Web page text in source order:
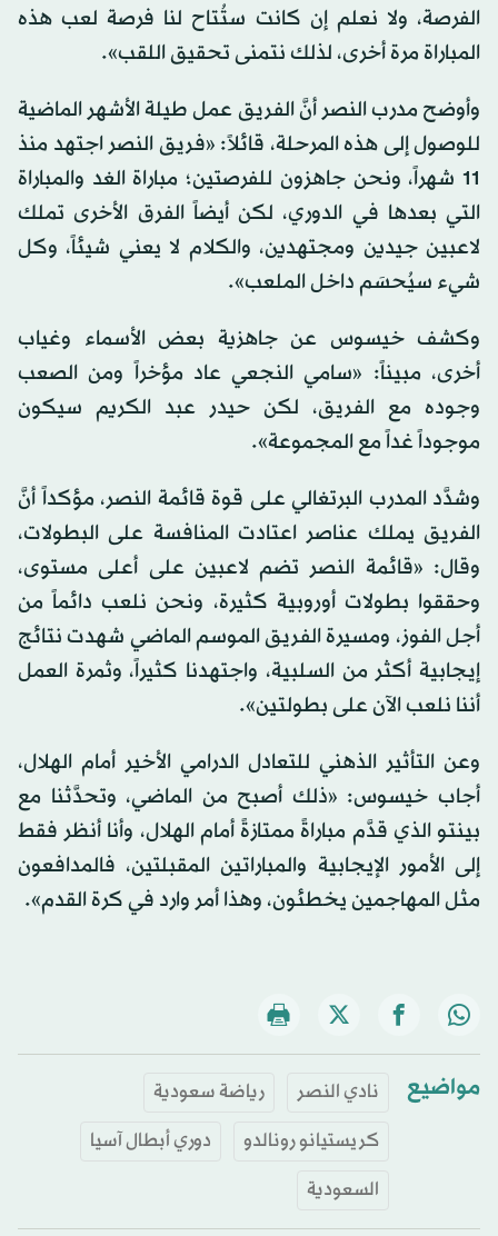
الفرصة، ولا نعلم إن كانت ستُتاح لنا فرصة لعب هذه
المباراة مرة أخرى، لذلك نتمنى تحقيق اللقب».
وأوضح مدرب النصر أنَّ الفريق عمل طيلة الأشهر الماضية
للوصول إلى هذه المرحلة، قائلاً: «فريق النصر اجتهد منذ
11 شهراً، ونحن جاهزون للفرصتين؛ مباراة الغد والمباراة
التي بعدها في الدوري، لكن أيضاً الفرق الأخرى تملك
لاعبين جيدين ومجتهدين، والكلام لا يعني شيئاً، وكل
شيء سيُحسَم داخل الملعب».
وكشف خيسوس عن جاهزية بعض الأسماء وغياب
أخرى، مبيناً: «سامي النجعي عاد مؤخراً ومن الصعب
وجوده مع الفريق، لكن حيدر عبد الكريم سيكون
موجوداً غداً مع المجموعة».
وشدَّد المدرب البرتغالي على قوة قائمة النصر، مؤكداً أنَّ
الفريق يملك عناصر اعتادت المنافسة على البطولات،
وقال: «قائمة النصر تضم لاعبين على أعلى مستوى،
وحققوا بطولات أوروبية كثيرة، ونحن نلعب دائماً من
أجل الفوز، ومسيرة الفريق الموسم الماضي شهدت نتائج
إيجابية أكثر من السلبية، واجتهدنا كثيراً، وثمرة العمل
أننا نلعب الآن على بطولتين».
وعن التأثير الذهني للتعادل الدرامي الأخير أمام الهلال،
أجاب خيسوس: «ذلك أصبح من الماضي، وتحدَّثنا مع
بينتو الذي قدَّم مباراةً ممتازةً أمام الهلال، وأنا أنظر فقط
إلى الأمور الإيجابية والمباراتين المقبلتين، فالمدافعون
مثل المهاجمين يخطئون، وهذا أمر وارد في كرة القدم».
مواضيع نادي النصر
رياضة سعودية
كريستيانو رونالدو
دوري أبطال آسيا
السعودية